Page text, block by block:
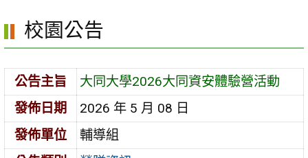
容
區
校園公告
公告主旨
大同大學2026大同資安體驗營活動
發佈日期
2026 年 5 月 08 日
發佈單位
輔導組